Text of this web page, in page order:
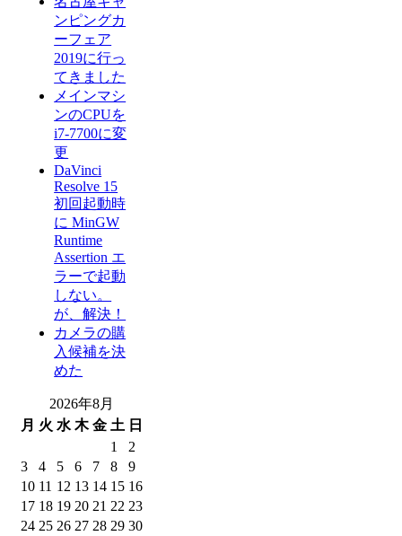
ンピングカ
ーフェア
2019に行っ
てきました
メインマシ
ンのCPUを
i7-7700に変
更
DaVinci
Resolve 15
初回起動時
に MinGW
Runtime
Assertion エ
ラーで起動
しない。
が、解決！
カメラの購
入候補を決
めた
2026年8月
月 火 水 木 金 土 日
1
2
3
4 5 6 7 8
9
10 11 12 13 14 15 16
17 18 19 20 21 22 23
24 25 26 27 28 29 30